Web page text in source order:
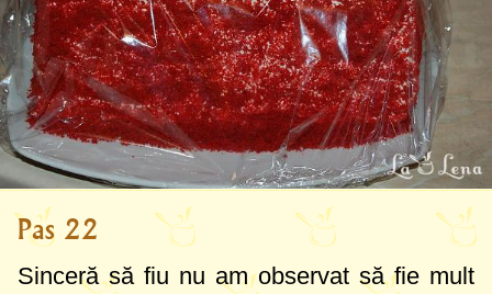
Pas 22
Sinceră să fiu nu am observat să fie mult